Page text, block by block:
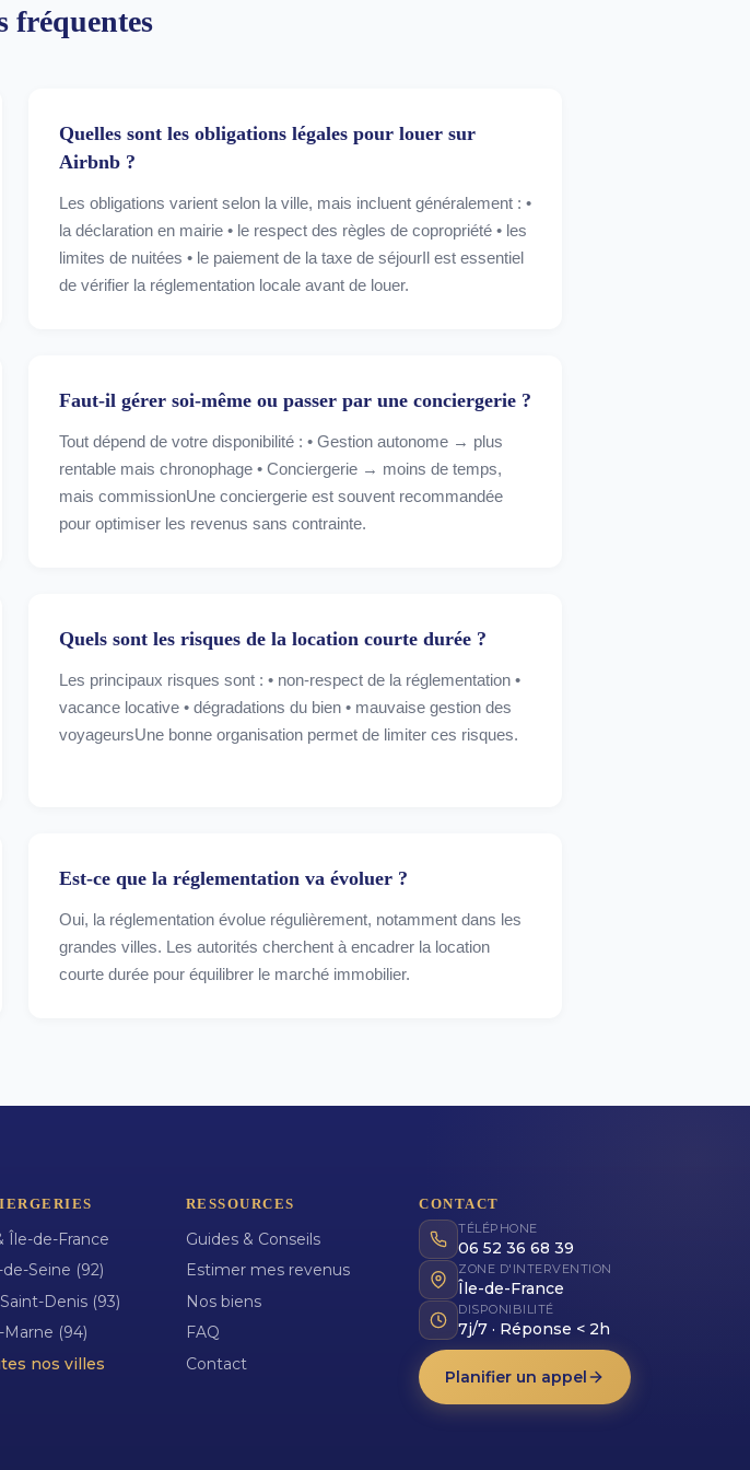
fréquentes
Quelles sont les obligations légales pour louer sur
Airbnb ?
Les obligations varient selon la ville, mais incluent généralement : •
la déclaration en mairie • le respect des règles de copropriété • les
limites de nuitées • le paiement de la taxe de séjourIl est essentiel
de vérifier la réglementation locale avant de louer.
Faut-il gérer soi-même ou passer par une conciergerie ?
Tout dépend de votre disponibilité : • Gestion autonome → plus
rentable mais chronophage • Conciergerie → moins de temps,
mais commissionUne conciergerie est souvent recommandée
pour optimiser les revenus sans contrainte.
Quels sont les risques de la location courte durée ?
Les principaux risques sont : • non-respect de la réglementation •
vacance locative • dégradations du bien • mauvaise gestion des
voyageursUne bonne organisation permet de limiter ces risques.
Est-ce que la réglementation va évoluer ?
Oui, la réglementation évolue régulièrement, notamment dans les
grandes villes. Les autorités cherchent à encadrer la location
courte durée pour équilibrer le marché immobilier.
Île-de-France
Seine (92)
Denis (93)
Marne (94)
nos villes
RESSOURCES
Guides & Conseils
Estimer mes revenus
Nos biens
FAQ
Contact
CONTACT
TÉLÉPHONE
06 52 36 68 39
ZONE D'INTERVENTION
Île-de-France
DISPONIBILITÉ
7j/7 · Réponse < 2h
Planifier un appel